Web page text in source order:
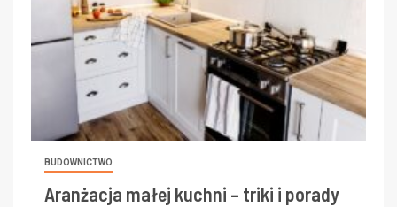
BUDOWNICTWO
Aranżacja małej kuchni – triki i porady